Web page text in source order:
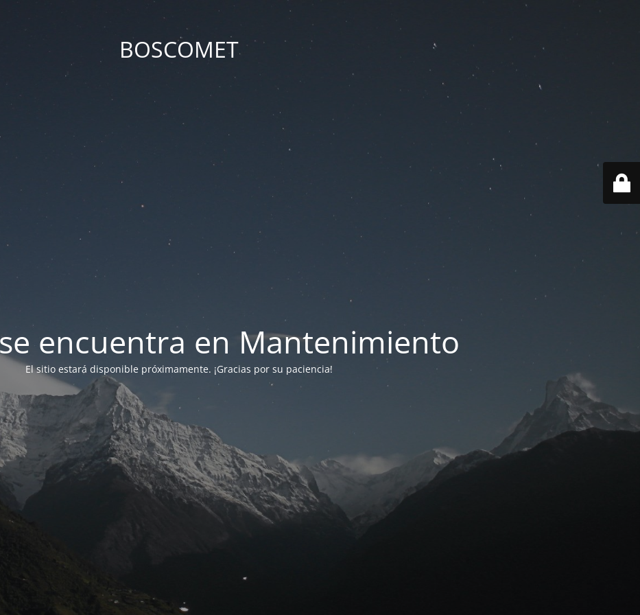
BOSCOMET
encuentra en Mantenimiento
El sitio estará disponible próximamente. ¡Gracias por su paciencia!